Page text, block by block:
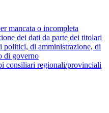
mancata o incompleta
dei dati da parte dei titolari
politici, di amministrazione, di
di governo
consiliari regionali/provinciali